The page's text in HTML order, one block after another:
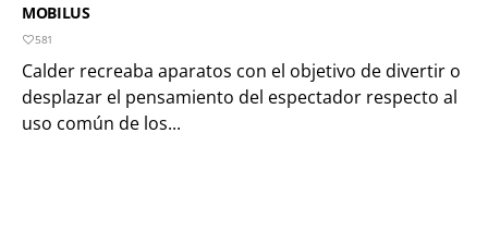
MOBILUS
581
Calder recreaba aparatos con el objetivo de divertir o
desplazar el pensamiento del espectador respecto al
uso común de los...